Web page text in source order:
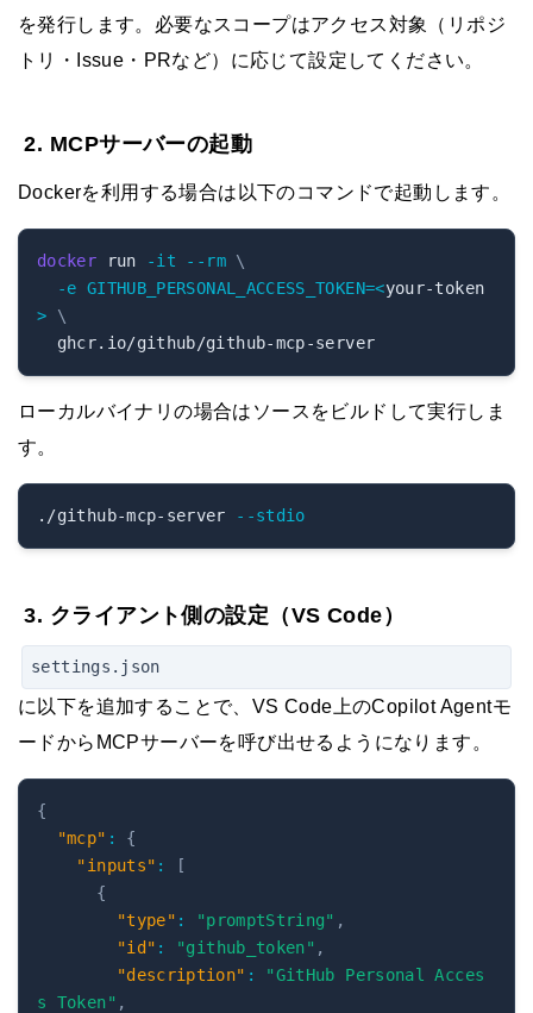
を発行します。必要なスコープはアクセス対象（リポジ
トリ・Issue・PRなど）に応じて設定してください。
2. MCPサーバーの起動
Dockerを利用する場合は以下のコマンドで起動します。
docker run -it --rm \
-e GITHUB_PERSONAL_ACCESS_TOKEN=<your-token
>
\
ローカルバイナリの場合はソースをビルドして実行しま
す。
./github-mcp-server --stdio
3. クライアント側の設定（VS Code）
settings.json
に以下を追加することで、VS Code上のCopilot Agentモ
ードからMCPサーバーを呼び出せるようになります。
{
"mcp" :
{
"inputs" :
[
{
"type" : "promptString" ,
"id" : "github_token" ,
"description" :
"GitHub Personal Acces
s Token" ,